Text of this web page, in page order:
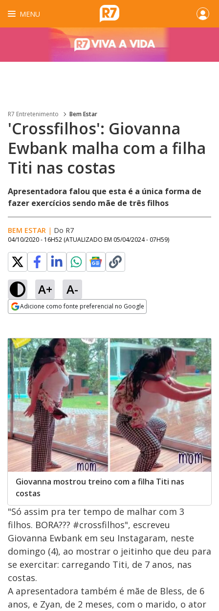
MENU
R7 Entretenimento Bem Estar
'Crossfilhos': Giovanna
Ewbank malha com a filha
Titi nas costas
Apresentadora falou que esta é a única forma de
fazer exercícios sendo mãe de três filhos
BEM ESTAR | Do R7
04/10/2020 - 16H52 (ATUALIZADO EM 05/04/2024 - 07H59)
A+ A-
Adicione como fonte preferencial no Google
Giovanna mostrou treino com a filha Titi nas
costas
"Só assim pra ter tempo de malhar com 3
filhos. BORA??? #crossfilhos", escreveu
Giovanna Ewbank em seu Instagaram, neste
domingo (4), ao mostrar o jeitinho que deu para
se exercitar: carregando Titi, de 7 anos, nas
costas.
A apresentadora também é mãe de Bless, de 6
anos, e Zyan, de 2 meses, com o marido, o ator